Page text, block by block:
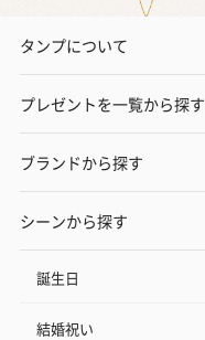
タンプについて
プレゼントを一覧から探す
ブランドから探す
シーンから探す
誕生日
結婚祝い